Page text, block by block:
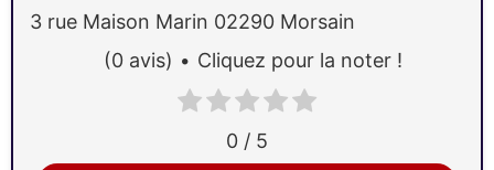
3 rue Maison Marin 02290 Morsain
0 / 5
(0 avis) Cliquez pour la noter !